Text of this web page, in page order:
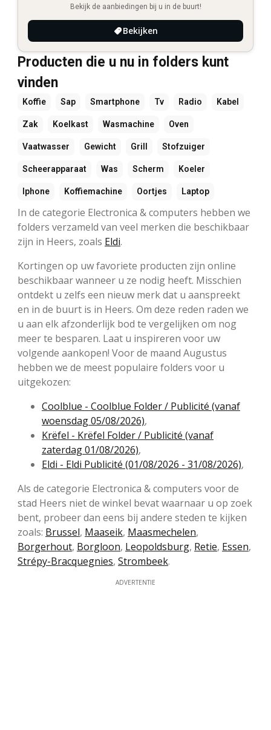
Bekijk de aanbiedingen bij u in de buurt!
Bekijken
Producten die u nu in folders kunt
vinden
Koffie Sap Smartphone Tv Radio Kabel
Zak Koelkast Wasmachine Oven
Vaatwasser Gewicht Grill Stofzuiger
Scheerapparaat Was Scherm Koeler
Iphone Koffiemachine Oortjes Laptop
In de categorie Electronica & computers hebben we
folders verzameld van veel merken die beschikbaar
zijn in Heers, zoals Eldi.
Kortingen op uw favoriete producten zijn online
beschikbaar wanneer u ze nodig heeft. Misschien
ontdekt u zelfs een nieuw merk dat u aanspreekt
en in de buurt is in Heers. Om deze reden raden we
u aan elk afzonderlijk bod te vergelijken om nog
meer te besparen. Laat u inspireren voor uw
volgende aankopen! Voor de maand Augustus
hebben we de meest populaire folders voor u
uitgekozen:
Coolblue - Coolblue Folder / Publicité (vanaf
woensdag 05/08/2026),
Krëfel - Krëfel Folder / Publicité (vanaf
zaterdag 01/08/2026),
Eldi - Eldi Publicité (01/08/2026 - 31/08/2026),
Als de categorie Electronica & computers voor de
stad Heers niet de winkel bevat waarnaar u op zoek
bent, probeer dan eens bij andere steden te kijken
zoals: Brussel, Maaseik, Maasmechelen,
Borgerhout, Borgloon, Leopoldsburg, Retie, Essen,
Strépy-Bracquegnies, Strombeek.
ADVERTENTIE